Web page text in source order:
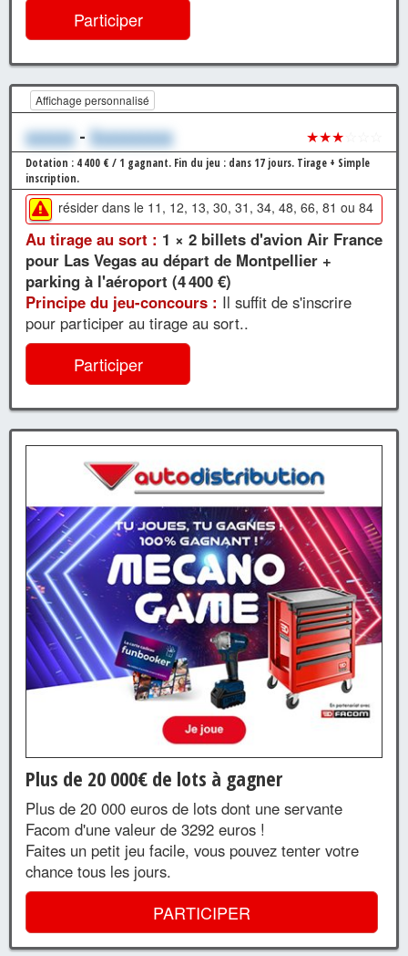
Participer
Affichage personnalisé
xxxxxx-Xxxxxxxxxx ★★★
Dotation : 4 400 € / 1 gagnant. Fin du jeu : dans 17 jours. Tirage + Simple
inscription.
résider dans le 11, 12, 13, 30, 31, 34, 48, 66, 81 ou 84
Au tirage au sort : 1 × 2 billets d'avion Air France
pour Las Vegas au départ de Montpellier +
parking à l'aéroport (4 400 €)
Principe du jeu-concours : Il suffit de s'inscrire
pour participer au tirage au sort..
Participer
Plus de 20 000€ de lots à gagner
Plus de 20 000 euros de lots dont une servante
Facom d'une valeur de 3292 euros !
Faites un petit jeu facile, vous pouvez tenter votre
chance tous les jours.
PARTICIPER